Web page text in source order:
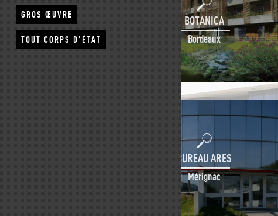
GROS ŒUVRE
TOUT CORPS D'ÉTAT
BOTANICA
Bordeaux
BUREAU ARES
Mérignac